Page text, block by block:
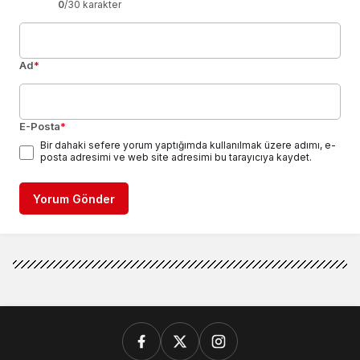
0/30 karakter
Ad*
E-Posta*
Bir dahaki sefere yorum yaptığımda kullanılmak üzere adımı, e-
posta adresimi ve web site adresimi bu tarayıcıya kaydet.
Yorum Gönder